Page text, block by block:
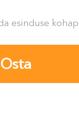
esinduse
Osta